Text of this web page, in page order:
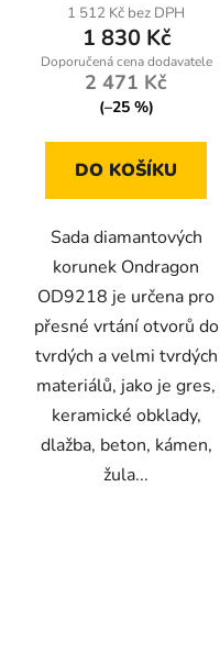
1 512 Kč bez DPH
1 830 Kč
2 471 Kč
(–25 %)
DO KOŠÍKU
Sada diamantových
korunek Ondragon
OD9218 je určena pro
přesné vrtání otvorů do
tvrdých a velmi tvrdých
materiálů, jako je gres,
keramické obklady,
dlažba, beton, kámen,
žula...